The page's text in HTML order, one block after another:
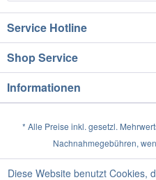
Service Hotline
Shop Service
Informationen
* Alle Preise inkl. gesetzl.
Nachnahmegebühren,
Diese Website benutzt Cookies,